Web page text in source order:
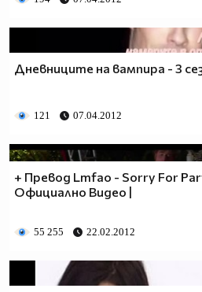
Дневниците на вампира - 3
121 07.04.2012
+ Превод Lmfao - Sorry For
Официално Видео |
55 255 22.02.2012